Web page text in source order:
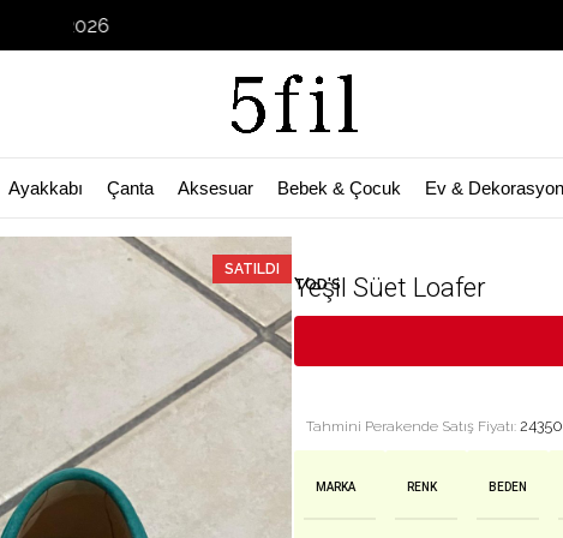
Ayakkabı Çanta Aksesuar Bebek & Çocuk Ev & Dekorasyon
SATILDI
TOD'S
Yeşil Süet Loafer
Tahmini Perakende Satış Fiyatı: 24350
MARKA RENK BEDEN